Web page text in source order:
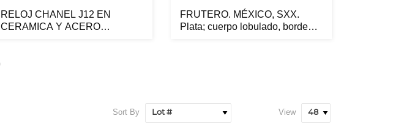
RELOJ CHANEL J12 EN
CERAMICA Y ACERO
FRUTERO. MÉXICO, SXX.
Plata; cuerpo lobulado, borde
Sort By View